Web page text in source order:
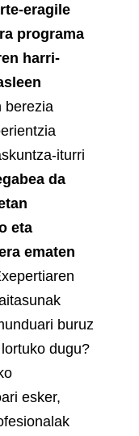
eragile
programa
harri-
berezia
iturri
da
eta
ematen
buruz
dugu?
esker,